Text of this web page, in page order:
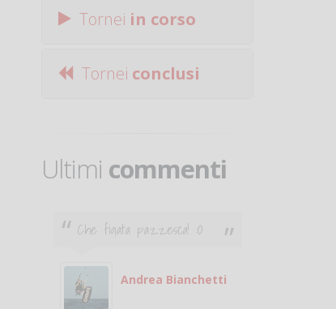
Tornei in corso
Tornei conclusi
Ultimi commenti
Che figata pazzesca! :O
Andrea Bianchetti